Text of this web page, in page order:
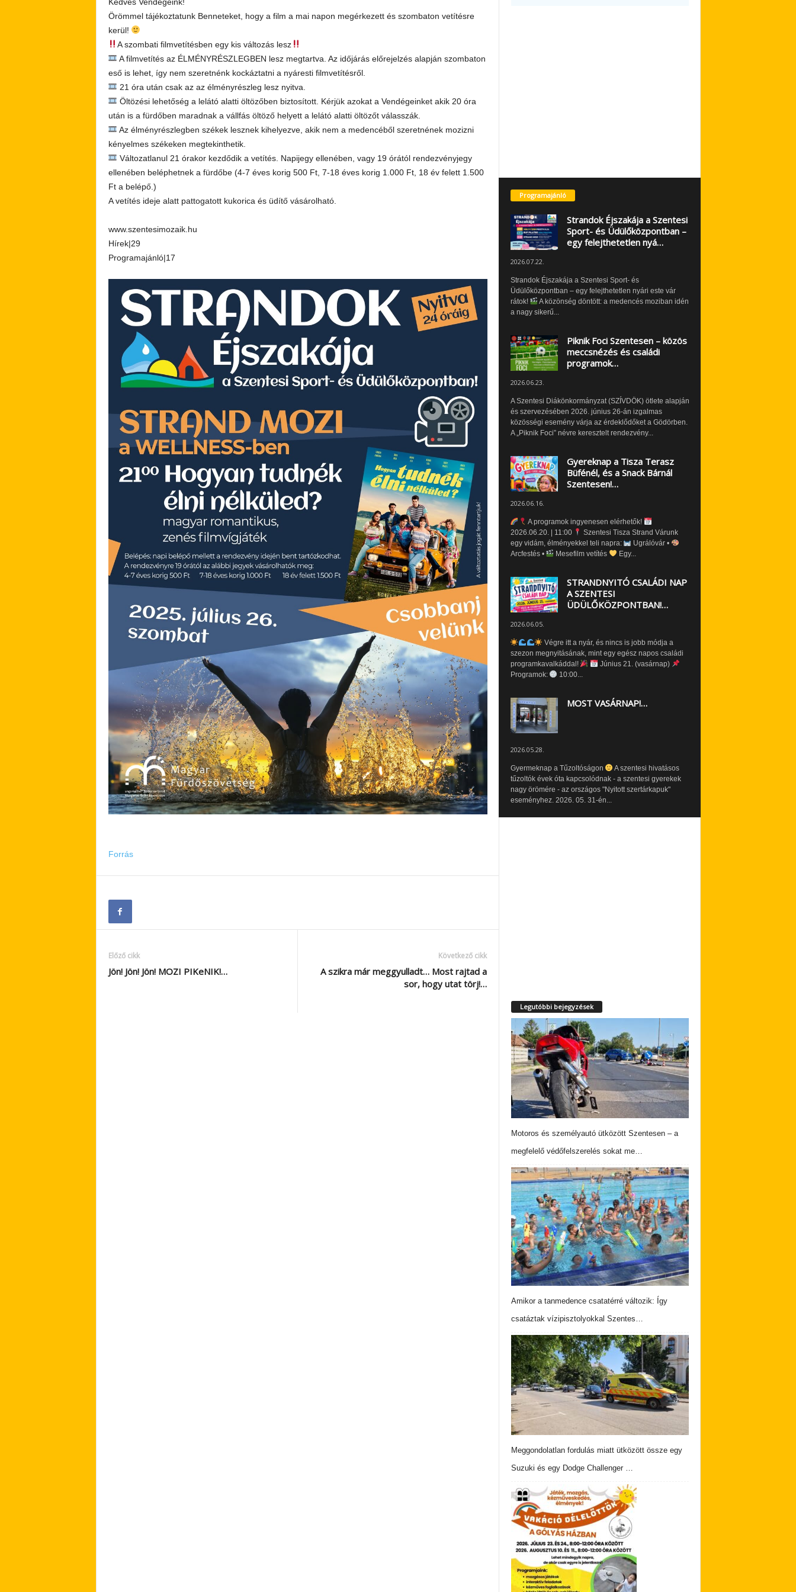
Örömmel tájékoztatunk Benneteket, hogy a film a mai napon megérkezett és szombaton vetítésre
kerül!
A szombati filmvetítésben egy kis változás lesz
A filmvetítés az ÉLMÉNYRÉSZLEGBEN lesz megtartva. Az időjárás előrejelzés alapján szombaton
eső is lehet, így nem szeretnénk kockáztatni a nyáresti filmvetítésről.
21 óra után csak az az élményrészleg lesz nyitva.
Öltözési lehetőség a lelátó alatti öltözőben biztosított. Kérjük azokat a Vendégeinket akik 20 óra
után is a fürdőben maradnak a vállfás öltöző helyett a lelátó alatti öltözőt válasszák.
Az élményrészlegben székek lesznek kihelyezve, akik nem a medencéből szeretnének mozizni
kényelmes székeken megtekinthetik.
Változatlanul 21 órakor kezdődik a vetítés. Napijegy ellenében, vagy 19 órától rendezvényjegy
ellenében beléphetnek a fürdőbe (4-7 éves korig 500 Ft, 7-18 éves korig 1.000 Ft, 18 év felett 1.500
Ft a belépő.)
A vetítés ideje alatt pattogatott kukorica és üdítő vásárolható.
www.szentesimozaik.hu
Hírek|29
Programajánló|17
Forrás
Előző cikk
Jön! Jön! Jön! MOZI PIKeNIK!…
Következő cikk
A szikra már meggyulladt… Most rajtad a
sor, hogy utat törj!…
Programajánló
Strandok Éjszakája a Szentesi
Sport- és Üdülőközpontban –
egy felejthetetlen nyá…
2026.07.22.
Strandok Éjszakája a Szentesi Sport- és
Üdülőközpontban – egy felejthetetlen nyári este vár
rátok!
A közönség döntött: a medencés moziban idén
a nagy sikerű...
Piknik Foci Szentesen – közös
meccsnézés és családi
programok…
2026.06.23.
A Szentesi Diákönkormányzat (SZÍVDÖK) ötlete alapján
és szervezésében 2026. június 26-án izgalmas
közösségi esemény várja az érdeklődőket a Gödörben.
A „Piknik Foci” névre keresztelt rendezvény...
Gyereknap a Tisza Terasz
Büfénél, és a Snack Bárnál
Szentesen!…
2026.06.16.
A programok ingyenesen elérhetők!
2026.06.20. | 11:00
Szentesi Tisza Strand Várunk
egy vidám, élményekkel teli napra:
Ugrálóvár •
Arcfestés •
Mesefilm vetítés Egy...
STRANDNYITÓ CSALÁDI NAP
A SZENTESI
ÜDÜLŐKÖZPONTBAN!…
2026.06.05.
Végre itt a nyár, és nincs is jobb módja a
szezon megnyitásának, mint egy egész napos családi
programkavalkáddal!
Június 21. (vasárnap)
Programok:
10:00...
MOST VASÁRNAP!…
2026.05.28.
Gyermeknap a Tűzoltóságon
A szentesi hivatásos
tűzoltók évek óta kapcsolódnak - a szentesi gyerekek
nagy örömére - az országos "Nyitott szertárkapuk"
eseményhez. 2026. 05. 31-én...
Legutóbbi bejegyzések
Motoros és személyautó ütközött Szentesen – a
megfelelő védőfelszerelés sokat me…
Amikor a tanmedence csatatérré változik: Így
csatáztak vízipisztolyokkal Szentes…
Meggondolatlan fordulás miatt ütközött össze egy
Suzuki és egy Dodge Challenger …